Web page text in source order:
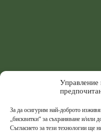
Управление
За да осигурим най-доброто
„бисквитки“ за съхраняване и/или
Съгласието за тези технологии ще